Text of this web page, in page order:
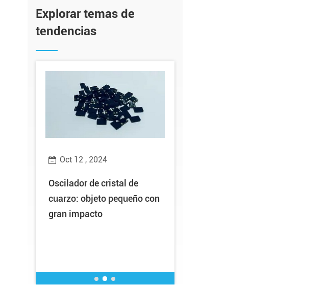
Explorar temas de
tendencias
Oct 12 , 2024
Oscilador de cristal de
cuarzo: objeto pequeño con
gran impacto